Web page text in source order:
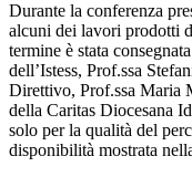
Durante la conferenza
alcuni dei lavori prodotti
termine è stata
dell’Istess, Prof.ssa
Direttivo, Prof.ssa Maria
della Caritas Diocesana
solo per la qualità del
disponibilità mostrata